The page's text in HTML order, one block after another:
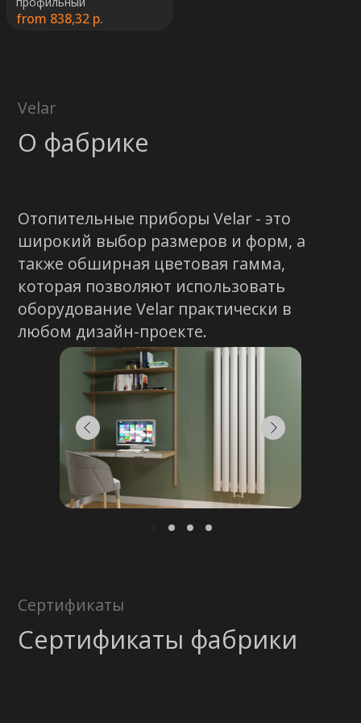
from 838,32 р.
Остались вопросы?
Оставьте свои контакты. Наш
специалист свяжется с Вами в
кратчайшие сроки. Мы знаем
насколько важно сделать
правильный выбор.
Консультация
+375 (29) 652 34 03